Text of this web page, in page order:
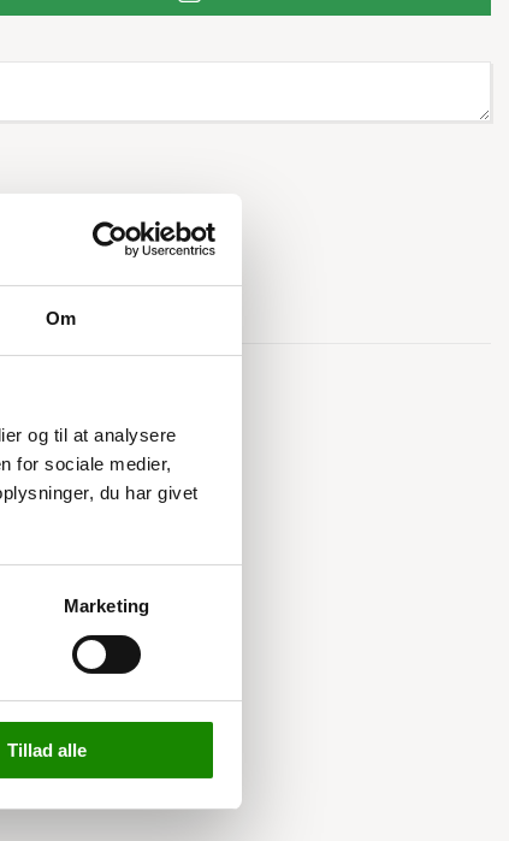
Om
og til at analysere
for sociale medier,
du har givet
Marketing
Tillad alle